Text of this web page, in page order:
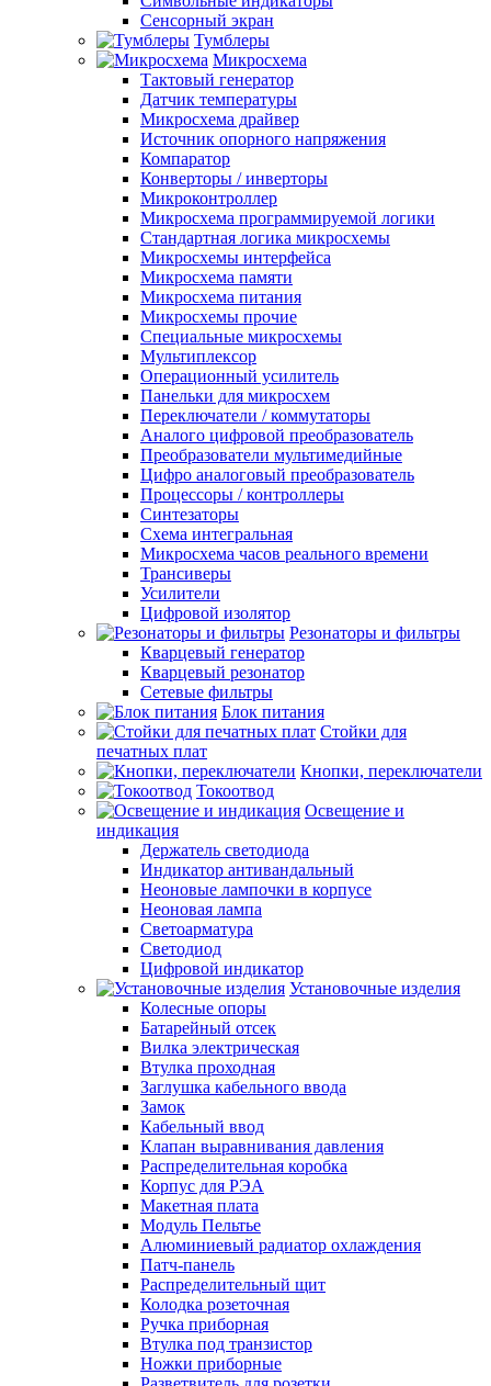
Сенсорный экран
Тумблеры
Микросхема
Тактовый генератор
Датчик температуры
Микросхема драйвер
Источник опорного напряжения
Компаратор
Конверторы / инверторы
Микроконтроллер
Микросхема программируемой логики
Стандартная логика микросхемы
Микросхемы интерфейса
Микросхема памяти
Микросхема питания
Микросхемы прочие
Специальные микросхемы
Мультиплексор
Операционный усилитель
Панельки для микросхем
Переключатели / коммутаторы
Аналого цифровой преобразователь
Преобразователи мультимедийные
Цифро аналоговый преобразователь
Процессоры / контроллеры
Синтезаторы
Схема интегральная
Микросхема часов реального времени
Трансиверы
Усилители
Цифровой изолятор
Резонаторы и фильтры
Кварцевый генератор
Кварцевый резонатор
Сетевые фильтры
Блок питания
Стойки для
печатных плат
Кнопки, переключатели
Токоотвод
Освещение и
индикация
Держатель светодиода
Индикатор антивандальный
Неоновые лампочки в корпусе
Неоновая лампа
Светоарматура
Светодиод
Цифровой индикатор
Установочные изделия
Колесные опоры
Батарейный отсек
Вилка электрическая
Втулка проходная
Заглушка кабельного ввода
Замок
Кабельный ввод
Клапан выравнивания давления
Распределительная коробка
Корпус для РЭА
Макетная плата
Модуль Пельтье
Алюминиевый радиатор охлаждения
Патч-панель
Распределительный щит
Колодка розеточная
Ручка приборная
Втулка под транзистор
Ножки приборные